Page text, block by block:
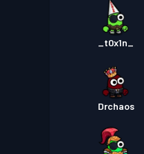
_t0x1n_
Drchaos